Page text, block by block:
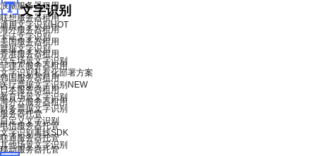
文字识别
通用文字识别 HOT
卡证文字识别
票据文字识别
汽车场景文字识别
文字识别私有化部署方案
医疗票据文字识别 NEW
教育场景文字识别
财务票据文字识别
自定义文字识别
文字识别离线SDK
其他场景文字识别
浪潮服务器租用
联想服务器租用
海外服务器租用
美国服务器租用
香港服务器租用
菲律宾服务器租用
韩国服务器租用
日本服务器租用
海外云服务器租用
服务器托管
电信服务器托管
联通服务器托管
移动服务器托管